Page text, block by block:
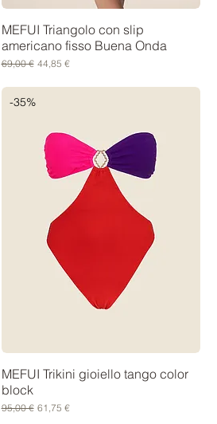
MEFUI Triangolo con slip
americano fisso Buena Onda
Prezzo regolare
69,00 € Prezzo scontato
44,85 €
-35%
MEFUI Trikini gioiello tango color
block
Prezzo regolare
95,00 € Prezzo scontato
61,75 €